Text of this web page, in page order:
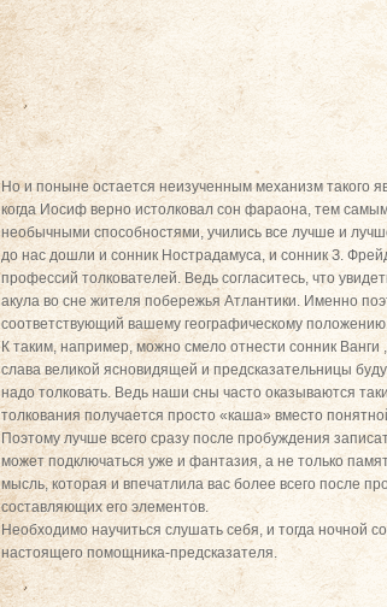
Но и поныне остается неизученным механизм такого
когда Иосиф верно истолковал сон фараона, тем
необычными способностями, учились все лучше и
до нас дошли и сонник Нострадамуса, и сонник З.
профессий толкователей. Ведь согласитесь, что
акула во сне жителя побережья Атлантики. Именно
соответствующий вашему географическому
К таким, например, можно смело отнести сонник
слава великой ясновидящей и предсказательницы
надо толковать. Ведь наши сны часто оказываются
толкования получается просто «каша» вместо
Поэтому лучше всего сразу после пробуждения
может подключаться уже и фантазия, а не только
мысль, которая и впечатлила вас более всего после
составляющих его элементов.
Необходимо научиться слушать себя, и тогда ночной
настоящего помощника-предсказателя.